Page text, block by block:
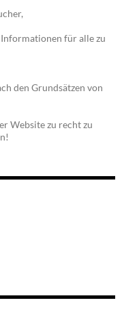
Informationen für alle zu
den Grundsätzen von
Website zu recht zu